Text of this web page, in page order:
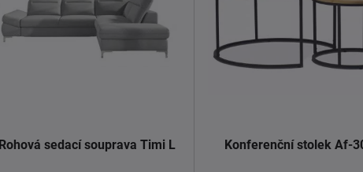
Rohová sedací souprava Timi L Konferenční stolek Af-